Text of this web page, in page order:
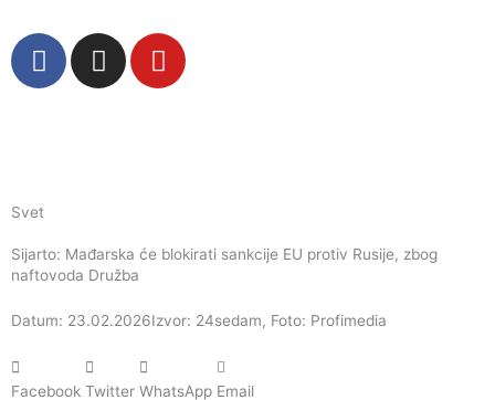
садржај
F
a
o
I
n
m
Y
o
Svet
Sijarto: Mađarska će blokirati sankcije EU protiv Rusije, zbog
naftovoda Družba
Datum: 23.02.2026Izvor: 24sedam, Foto: Profimedia
Facebook Twitter WhatsApp Email